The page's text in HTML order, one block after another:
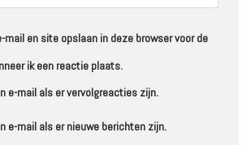
mail en site opslaan in deze browser voor de
ik een reactie plaats.
e-mail als er vervolgreacties zijn.
e-mail als er nieuwe berichten zijn.